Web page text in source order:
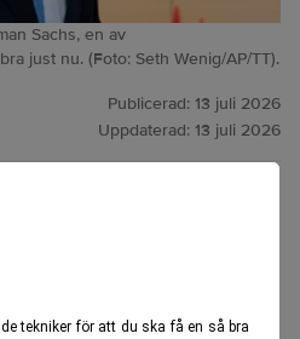
tekniker för att du ska få en så bra
Sachs, en av
just nu. (Foto: Seth Wenig/AP/TT).
Publicerad: 13 juli 2026
Uppdaterad: 13 juli 2026
skäl till att
hjälper till.